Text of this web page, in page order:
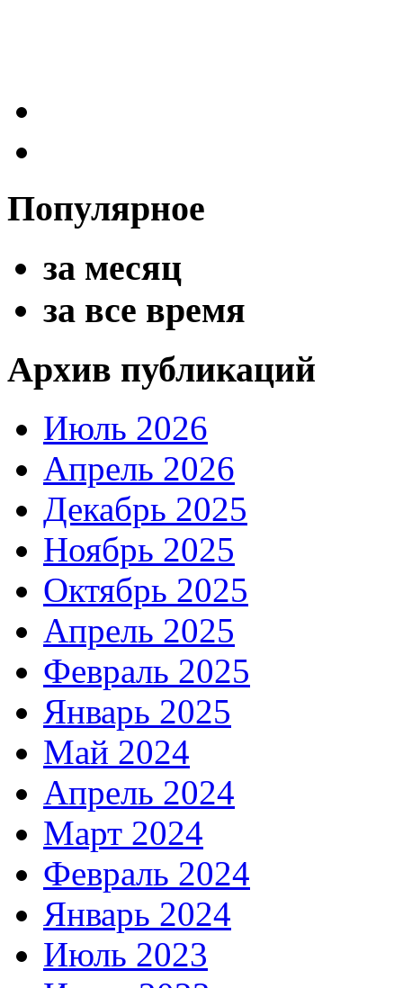
Популярное
за месяц
за все время
Архив публикаций
Июль 2026
Апрель 2026
Декабрь 2025
Ноябрь 2025
Октябрь 2025
Апрель 2025
Февраль 2025
Январь 2025
Май 2024
Апрель 2024
Март 2024
Февраль 2024
Январь 2024
Июль 2023